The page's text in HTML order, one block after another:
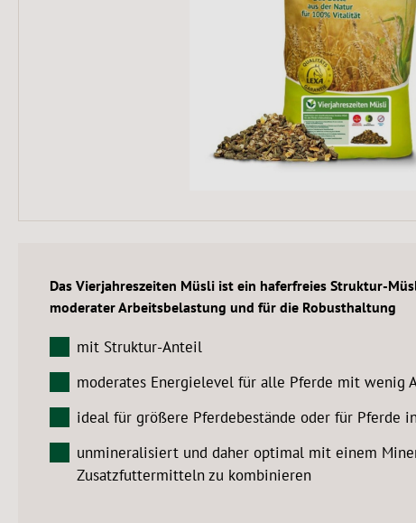
Das Vierjahreszeiten Müsli ist ein haferfreies Struktur-
moderater Arbeitsbelastung und für die Robusthaltung
mit Struktur-Anteil
moderates Energielevel für alle Pferde mit wenig
ideal für größere Pferdebestände oder für Pferde
unmineralisiert und daher optimal mit einem
Zusatzfuttermitteln zu kombinieren